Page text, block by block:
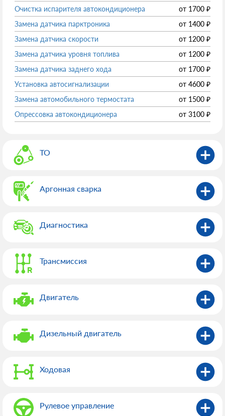
Очистка испарителя автокондиционера
от 1700 ₽
Замена датчика парктроника
от 1400 ₽
Замена датчика скорости
от 1200 ₽
Замена датчика уровня топлива
от 1200 ₽
Замена датчика заднего хода
от 1700 ₽
Установка автосигнализации
от 4600 ₽
Замена автомобильного термостата
от 1500 ₽
Опрессовка автокондиционера
от 3100 ₽
ТО
Аргонная сварка
Диагностика
Трансмиссия
Двигатель
Дизельный двигатель
Ходовая
Рулевое управление